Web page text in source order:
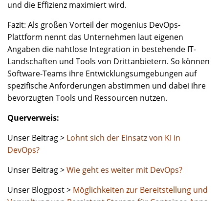
und die Effizienz maximiert wird.
Fazit: Als großen Vorteil der mogenius DevOps-
Plattform nennt das Unternehmen laut eigenen
Angaben die nahtlose Integration in bestehende IT-
Landschaften und Tools von Drittanbietern. So können
Software-Teams ihre Entwicklungsumgebungen auf
spezifische Anforderungen abstimmen und dabei ihre
bevorzugten Tools und Ressourcen nutzen.
Querverweis:
Unser Beitrag > Lohnt sich der Einsatz von KI in
DevOps?
Unser Beitrag >Wie geht es weiter mit DevOps?
Unser Blogpost > Möglichkeiten zur Bereitstellung und